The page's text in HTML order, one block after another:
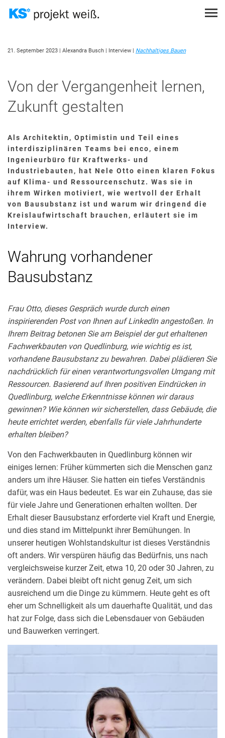
zum
Inhalt
TOPOGRAFISCHE GEGEBENHEITEN
NUTZUNGSKONZEPTE
SCHALLSCHUTZ
BRANDSCHUTZ
SICHTMAUERWERK
WÄRMESCHUTZ
FLÄCHENEFFIZIENTES BAUEN
RAUMKLIMA
NACHHALTIGES BAUEN
ENERGIEEFFIZIENTES BAUEN
BAUEN IM BESTAND
Ähnliche Artikel
IBA '27/ SVEN WEBER
EINE STADTREGION
ERFINDET SICH NEU
3. APRIL 2024
KS-ORIGINAL
WOHNEN FÜR ALLE
23. OKTOBER 2023
INTERVIEW
KUBITUR
(SMARTE) STADT IM
KLEINFORMAT
ALLEM DEN PREIS, VON
NICHTS DEN WERT.“
INTERVIEW
SUCHEN
ANMELDEN
21. September 2023 | Alexandra Busch | Interview | Nachhaltiges Bauen
Von der Vergangenheit lernen,
Zukunft gestalten
Als Architektin, Optimistin und Teil eines
interdisziplinären Teams bei enco, einem
Ingenieurbüro für Kraftwerks- und
Industriebauten, hat Nele Otto einen klaren Fokus
auf Klima- und Ressourcenschutz. Was sie in
ihrem Wirken motiviert, wie wertvoll der Erhalt
von Bausubstanz ist und warum wir dringend die
Kreislaufwirtschaft brauchen, erläutert sie im
Interview.
Wahrung vorhandener
Bausubstanz
Frau Otto, dieses Gespräch wurde durch einen
inspirierenden Post von Ihnen auf LinkedIn angestoßen. In
Ihrem Beitrag betonen Sie am Beispiel der gut erhaltenen
Fachwerkbauten von Quedlinburg, wie wichtig es ist,
vorhandene Bausubstanz zu bewahren. Dabei plädieren Sie
nachdrücklich für einen verantwortungsvollen Umgang mit
Ressourcen. Basierend auf Ihren positiven Eindrücken in
Quedlinburg, welche Erkenntnisse können wir daraus
gewinnen? Wie können wir sicherstellen, dass Gebäude, die
heute errichtet werden, ebenfalls für viele Jahrhunderte
erhalten bleiben?
Von den Fachwerkbauten in Quedlinburg können wir
einiges lernen: Früher kümmerten sich die Menschen ganz
anders um ihre Häuser. Sie hatten ein tiefes Verständnis
dafür, was ein Haus bedeutet. Es war ein Zuhause, das sie
für viele Jahre und Generationen erhalten wollten. Der
Erhalt dieser Bausubstanz erforderte viel Kraft und Energie,
und dies stand im Mittelpunkt ihrer Bemühungen. In
unserer heutigen Wohlstandskultur ist dieses Verständnis
oft anders. Wir verspüren häufig das Bedürfnis, uns nach
vergleichsweise kurzer Zeit, etwa 10, 20 oder 30 Jahren, zu
verändern. Dabei bleibt oft nicht genug Zeit, um sich
ausreichend um die Dinge zu kümmern. Heute geht es oft
eher um Schnelligkeit als um dauerhafte Qualität, und das
hat zur Folge, dass sich die Lebensdauer von Gebäuden
und Bauwerken verringert.